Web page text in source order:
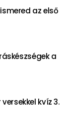
az első
a
kvíz 3.